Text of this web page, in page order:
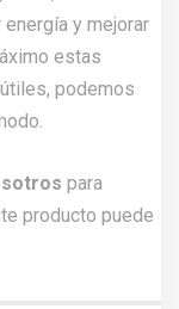
y mejorar
estas
podemos
para
producto puede